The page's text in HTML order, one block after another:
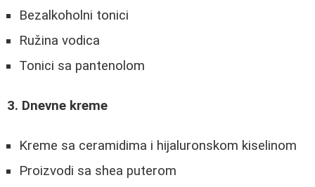
Bezalkoholni tonici
Ružina vodica
Tonici sa pantenolom
3. Dnevne kreme
Kreme sa ceramidima i hijaluronskom kiselinom
Proizvodi sa shea puterom